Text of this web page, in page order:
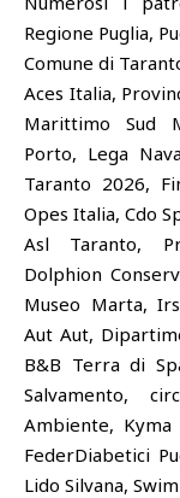
Regione Puglia,
Comune di
Aces Italia,
Marittimo Sud
Porto, Lega
Taranto 2026,
Opes Italia, Cdo
Asl Taranto,
Dolphion
Museo Marta,
Aut Aut,
B&B Terra di
Salvamento,
Ambiente,
FederDiabetici
Lido Silvana,